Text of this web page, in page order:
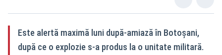
Este alertă maximă luni după-amiază în Botoșani,
după ce o explozie s-a produs la o unitate militară.